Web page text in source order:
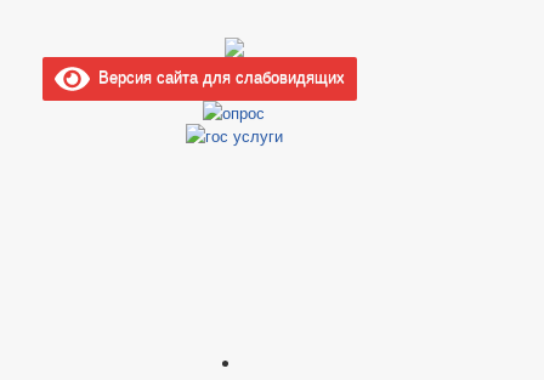
Версия сайта для слабовидящих